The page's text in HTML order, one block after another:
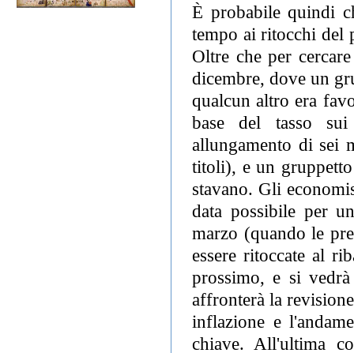
È probabile quindi
tempo ai ritocchi del
Oltre che per
dicembre, dove un
qualcun altro era
base del tasso
allungamento di sei
titoli), e un
stavano. Gli
data possibile per
marzo (quando le
essere ritoccate al
prossimo, e si
affronterà la
inflazione e
chiave. All'ultima